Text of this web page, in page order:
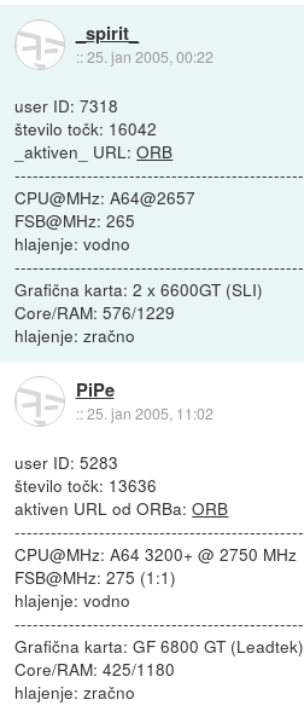
_spirit_
::25. jan 2005, 00:22
user ID: 7318
število točk: 16042
_aktiven_ URL:ORB
------------------------------------------------
CPU@MHz: A64@2657
FSB@MHz: 265
hlajenje: vodno
------------------------------------------------
Grafična karta: 2 x 6600GT (SLI)
Core/RAM: 576/1229
hlajenje: zračno
PiPe
::25. jan 2005, 11:02
user ID: 5283
število točk: 13636
aktiven URL od ORBa:ORB
------------------------------------------------
CPU@MHz: A64 3200+ @ 2750 MHz
FSB@MHz: 275 (1:1)
hlajenje: vodno
------------------------------------------------
Grafična karta: GF 6800 GT (Leadtek)
Core/RAM: 425/1180
hlajenje: zračno